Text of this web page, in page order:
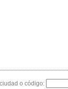
o código: